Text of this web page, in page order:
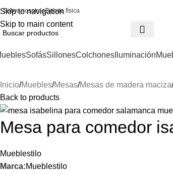
Skip to navigation
Skip to main content
Sobre nosotrosTienda física
SofásSillonesColchones Iluminación
Inicio Muebles Mesas Mesas de madera maciza
Back to products
Mesa para comedor
Mueblestilo
Marca:Mueblestilo